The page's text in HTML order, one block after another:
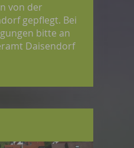
von der
gepflegt. Bei
bitte an
Daisendorf